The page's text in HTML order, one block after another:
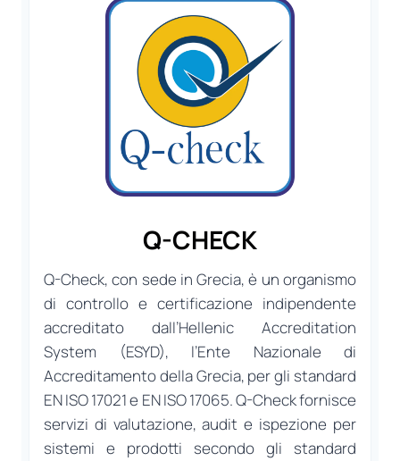
Q-CHECK
Q-Check, con sede in Grecia, è un organismo
di controllo e certificazione indipendente
accreditato dall’Hellenic Accreditation
System (ESYD), l’Ente Nazionale di
Accreditamento della Grecia, per gli standard
EN ISO 17021 e EN ISO 17065. Q-Check fornisce
servizi di valutazione, audit e ispezione per
sistemi e prodotti secondo gli standard